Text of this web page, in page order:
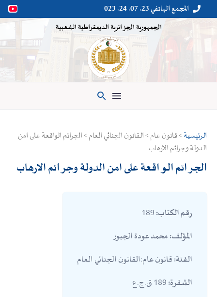

 المجمع الهاتفي 23. 07. 24. 023
الجمهورية الجزائرية الديمقراطية الشعبية

الرئيسية> قانون عام > القانون الجنائي العام > الجرائم الواقعة على امن
الدولة وجرائم الارهاب
الجرائم الواقعة على امن الدولة وجرائم الارهاب
رقم الكتاب:
المؤلف:محمد عودة الجبور
الفئة:قانون عام:القانون الجنائي العام
الشفرة: